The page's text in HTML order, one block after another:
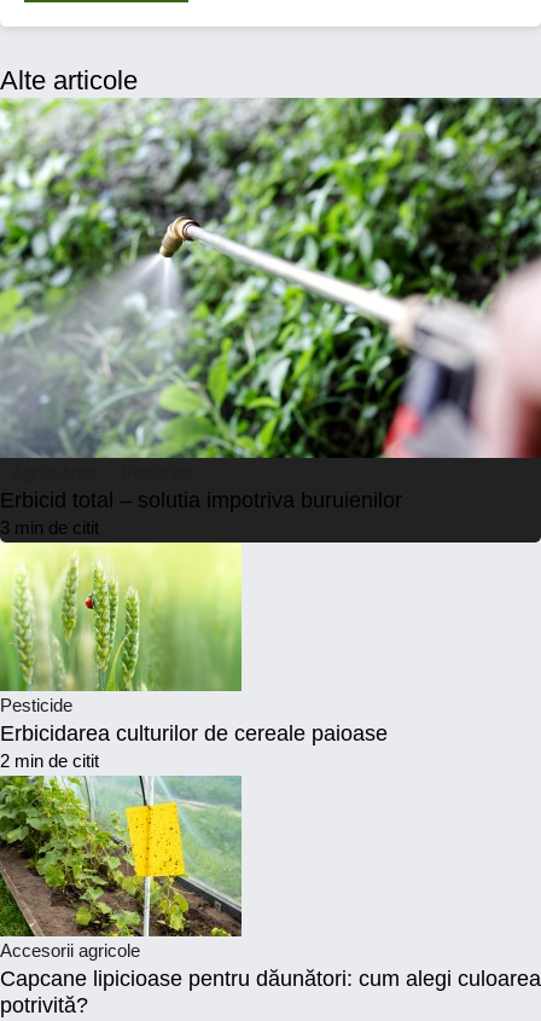
Alte articole
Erbicid total – solutia impotriva buruienilor
3 min de citit
Pesticide
Erbicidarea culturilor de cereale paioase
2 min de citit
Accesorii agricole
Capcane lipicioase pentru dăunători: cum alegi culoarea
potrivită?